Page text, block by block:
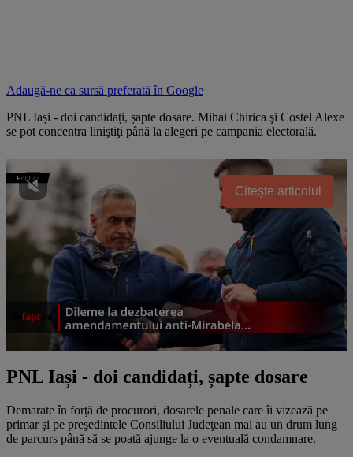
Adaugă-ne ca sursă preferată în Google
PNL Iași - doi candidați, șapte dosare. Mihai Chirica şi Costel Alexe
se pot concentra liniştiţi până la alegeri pe campania electorală.
Citește articolul
PNL Iași - doi candidați, șapte dosare
Demarate în forţă de procurori, dosarele penale care îi vizează pe
primar şi pe preşedintele Consiliului Judeţean mai au un drum lung
de parcurs până să se poată ajunge la o eventuală condamnare.